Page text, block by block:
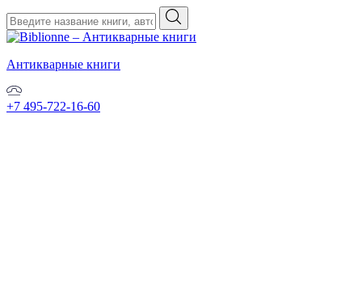
Антикварные книги
+7 495-722-16-60